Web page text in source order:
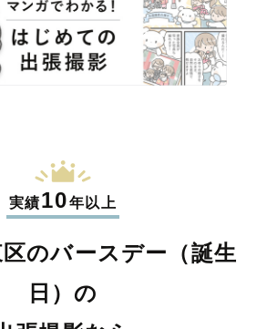
実績10年以上
のバースデー（誕生
日）の